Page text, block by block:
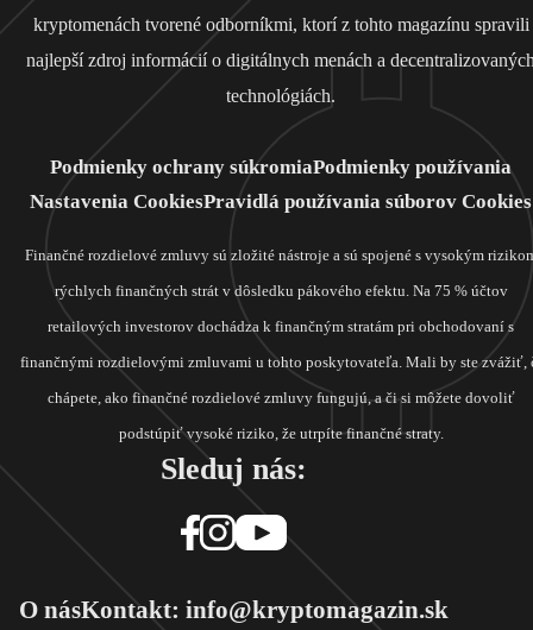
kryptomenách tvorené odborníkmi, ktorí z tohto magazínu spravili
najlepší zdroj informácií o digitálnych menách a
technológiách.
Podmienky ochrany súkromiaPodmienky používania
Nastavenia CookiesPravidlá používania súborov Cookies
Finančné rozdielové zmluvy sú zložité nástroje a sú spojené s vysokým
rýchlych finančných strát v dôsledku pákového efektu. Na 75 % účtov
retailových investorov dochádza k finančným stratám pri obchodovaní s
finančnými rozdielovými zmluvami u tohto poskytovateľa. Mali by ste zvážiť,
chápete, ako finančné rozdielové zmluvy fungujú, a či si môžete dovoliť
podstúpiť vysoké riziko, že utrpíte finančné straty.
Sleduj nás:
O násKontakt: info@kryptomagazin.sk